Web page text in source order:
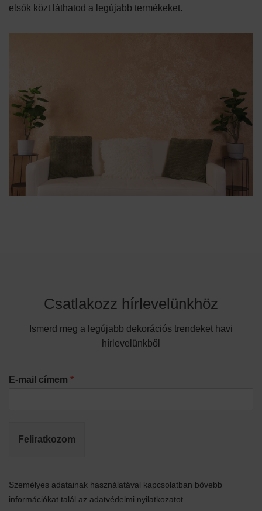
elsők közt láthatod a legújabb termékeket.
Csatlakozz hírlevelünkhöz
Ismerd meg a legújabb dekorációs trendeket havi
hírlevelünkből
E-mail címem *
Feliratkozom
Személyes adatainak használatával kapcsolatban bővebb
információkat talál az adatvédelmi nyilatkozatot.